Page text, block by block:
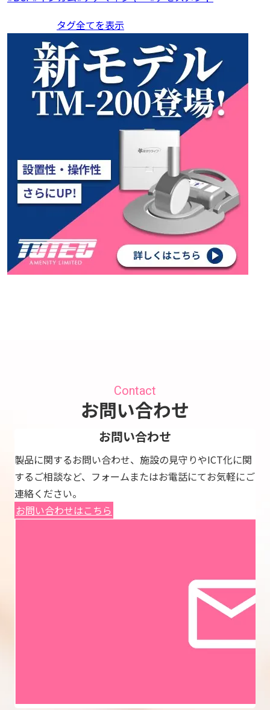
タグ全てを表示
Contact
お問い合わせ
お問い合わせ
製品に関するお問い合わせ、施設の見守りやICT化に関
するご相談など、フォームまたはお電話にてお気軽にご
連絡ください。
お問い合わせはこちら